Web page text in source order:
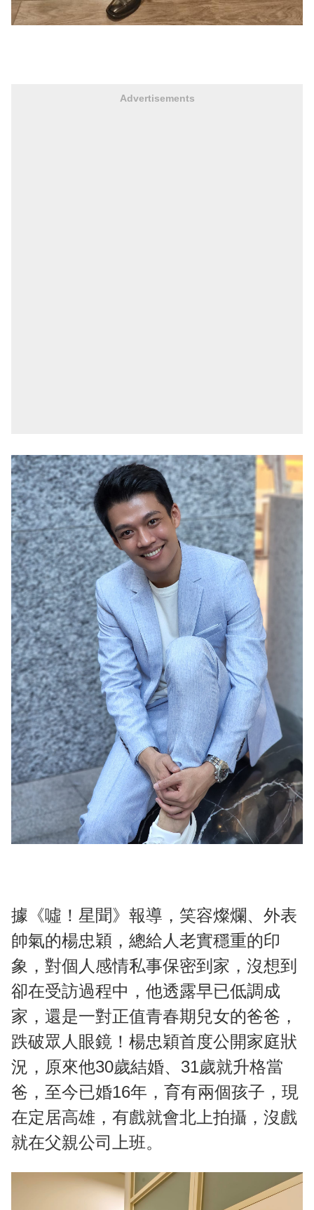
Advertisements
據《噓！星聞》報導，笑容燦爛、外表
帥氣的楊忠穎，總給人老實穩重的印
象，對個人感情私事保密到家，沒想到
卻在受訪過程中，他透露早已低調成
家，還是一對正值青春期兒女的爸爸，
跌破眾人眼鏡！楊忠穎首度公開家庭狀
況，原來他30歲結婚、31歲就升格當
爸，至今已婚16年，育有兩個孩子，現
在定居高雄，有戲就會北上拍攝，沒戲
就在父親公司上班。